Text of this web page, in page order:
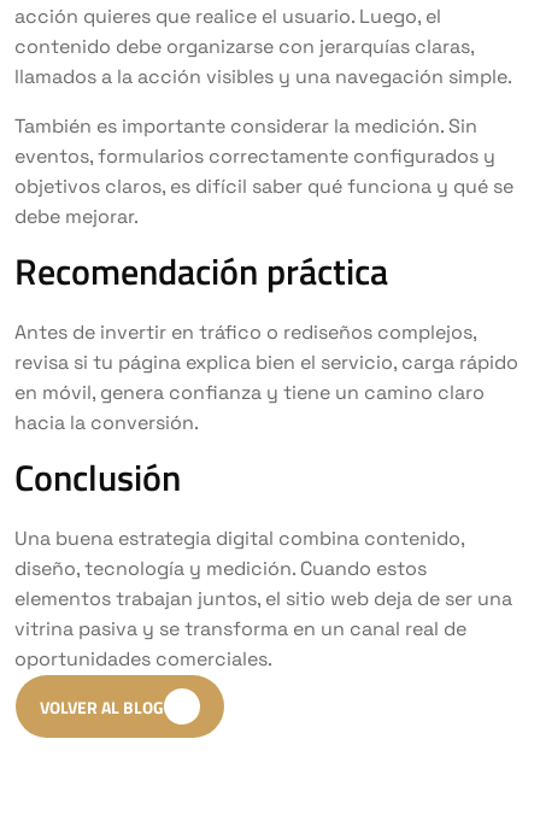
acción quieres que realice el usuario. Luego, el
contenido debe organizarse con jerarquías claras,
llamados a la acción visibles y una navegación simple.
También es importante considerar la medición. Sin
eventos, formularios correctamente configurados y
objetivos claros, es difícil saber qué funciona y qué se
debe mejorar.
Recomendación práctica
Antes de invertir en tráfico o rediseños complejos,
revisa si tu página explica bien el servicio, carga rápido
en móvil, genera confianza y tiene un camino claro
hacia la conversión.
Conclusión
Una buena estrategia digital combina contenido,
diseño, tecnología y medición. Cuando estos
elementos trabajan juntos, el sitio web deja de ser una
vitrina pasiva y se transforma en un canal real de
oportunidades comerciales.
VOLVER AL BLOG